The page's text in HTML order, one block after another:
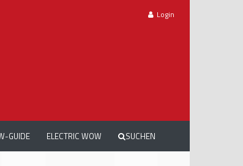
Login
GUIDE ELECTRIC WOW SUCHEN